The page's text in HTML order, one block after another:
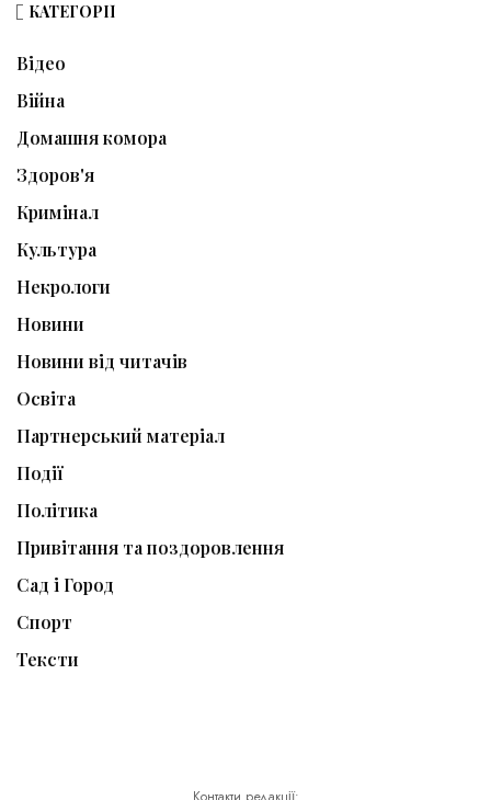
КАТЕГОРІЇ
Відео
Війна
Домашня комора
Здоров'я
Кримінал
Культура
Некрологи
Новини
Новини від читачів
Освіта
Партнерський матеріал
Події
Політика
Привітання та поздоровлення
Сад і Город
Спорт
Тексти